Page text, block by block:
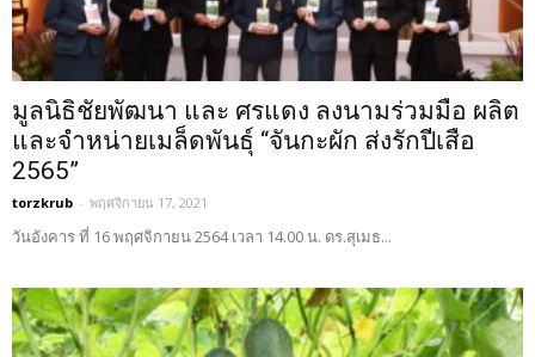
มูลนิธิชัยพัฒนา และ ศรแดง ลงนามร่วมมือ ผลิต
และจำหน่ายเมล็ดพันธุ์ “จันกะผัก ส่งรักปีเสือ
2565”
torzkrub - พฤศจิกายน 17, 2021
วันอังคาร ที่ 16 พฤศจิกายน 2564 เวลา 14.00 น. ดร.สุเมธ...